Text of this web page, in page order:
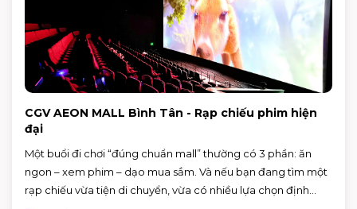
CGV AEON MALL Bình Tân - Rạp chiếu phim hiện
đại
Một buổi đi chơi “đúng chuẩn mall” thường có 3 phần: ăn
ngon – xem phim – dạo mua sắm. Và nếu bạn đang tìm một
rạp chiếu vừa tiện di chuyển, vừa có nhiều lựa chọn định